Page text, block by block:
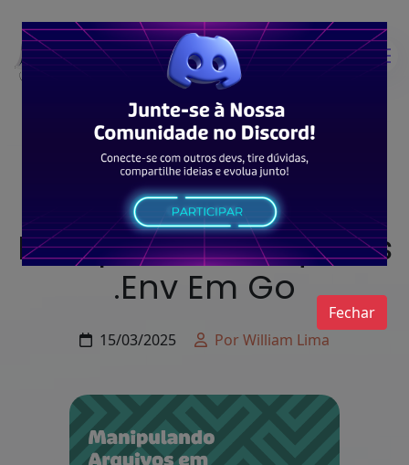
Typescript
Manipulando Arquivos
.env Em Go
15/03/2025 Por William Lima
Fechar